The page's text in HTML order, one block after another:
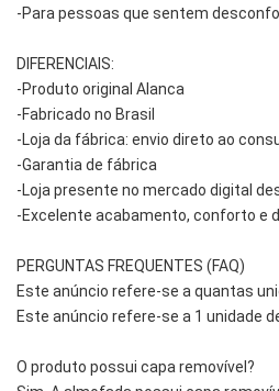
-Para pessoas que sentem
DIFERENCIAIS:
-Produto original Alanca
-Fabricado no Brasil
-Loja da fábrica: envio direto ao
-Garantia de fábrica
-Loja presente no mercado digital
-Excelente acabamento, conforto e
PERGUNTAS FREQUENTES (FAQ)
Este anúncio refere-se a quantas
Este anúncio refere-se a 1 unidade
O produto possui capa removível?